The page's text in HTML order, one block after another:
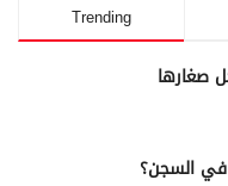
Trending
السجن؟